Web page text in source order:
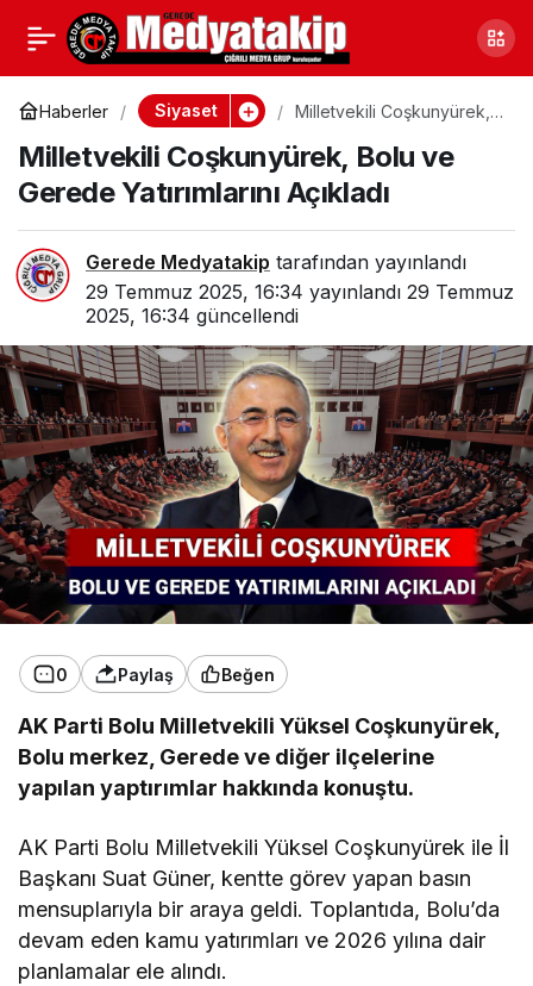
Haberler Siyaset
Milletvekili Coşkunyürek,
Yatırımlarını Açıkladı
Milletvekili Coşkunyürek, Bolu ve
Gerede Yatırımlarını Açıkladı
Gerede Medyatakip tarafından yayınlandı
29 Temmuz 2025, 16:34 yayınlandı 29 Temmuz
2025, 16:34 güncellendi
0 Paylaş Beğen
AK Parti Bolu Milletvekili Yüksel Coşkunyürek,
Bolu merkez, Gerede ve diğer ilçelerine
yapılan yaptırımlar hakkında konuştu.
AK Parti Bolu Milletvekili Yüksel Coşkunyürek ile İl
Başkanı Suat Güner, kentte görev yapan basın
mensuplarıyla bir araya geldi. Toplantıda, Bolu’da
devam eden kamu yatırımları ve 2026 yılına dair
planlamalar ele alındı.
Bolu’da 40 Derece
Sıcakta Karayolları
Çalışmalarına Devam
Ediyor
Paylaş